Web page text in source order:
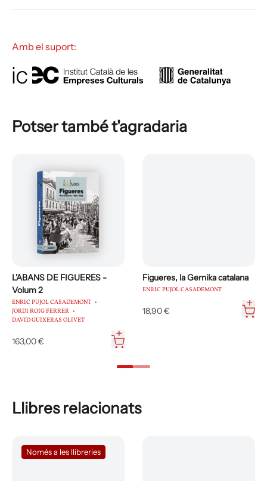
Amb el suport:
Potser també t'agradaria
L'ABANS DE FIGUERES -
Volum 2
ENRIC PUJOL CASADEMONT
JORDI ROIG FERRER
DAVID GUIXERAS OLIVET
163,00 €
Figueres, la Gernika catalana
ENRIC PUJOL CASADEMONT
18,90 €
Llibres relacionats
Només a les llibreries